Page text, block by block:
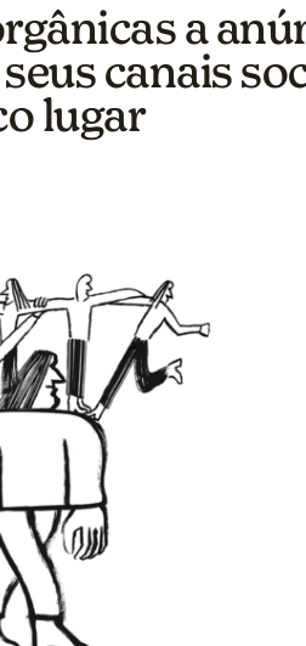
a
canais
lugar